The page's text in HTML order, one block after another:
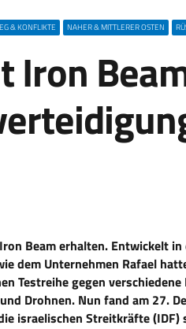
& KONFLIKTE NAHER & MITTLERER OSTEN
Iron
Beam erhalten. Entwickelt
dem Unternehmen Rafael
Testreihe gegen
Drohnen. Nun fand am 27.
israelischen Streitkräfte (IDF)